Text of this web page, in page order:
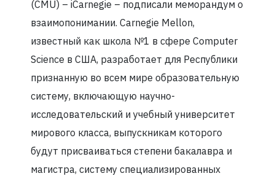
(CMU) – iCarnegie – подписали меморандум о
взаимопонимании. Carnegie Mellon,
известный как школа №1 в сфере Сomputer
Science в США, разработает для Республики
признанную во всем мире образовательную
систему, включающую научно-
исследовательский и учебный университет
мирового класса, выпускникам которого
будут присваиваться степени бакалавра и
магистра, систему специализированных